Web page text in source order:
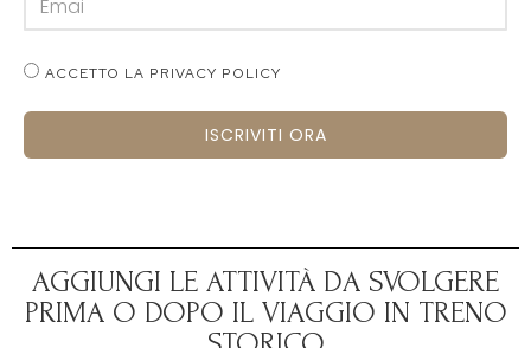
ACCETTO LA PRIVACY POLICY
ISCRIVITI ORA
AGGIUNGI LE ATTIVITÀ DA SVOLGERE
PRIMA O DOPO IL VIAGGIO IN TRENO